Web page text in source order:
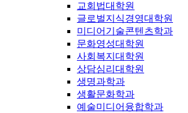
교회법대학원
글로벌지식경영대학원
미디어기술콘텐츠학과
문화영성대학원
사회복지대학원
상담심리대학원
생명과학과
생활문화학과
예술미디어융합학과